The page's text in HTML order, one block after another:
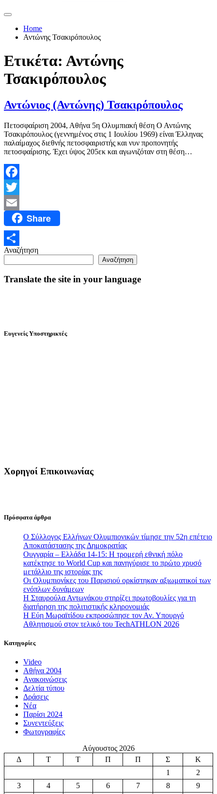
Home
Αντώνης Τσακιρόπουλος
Ετικέτα: Αντώνης
Τσακιρόπουλος
Αντώνιος (Αντώνης) Τσακιρόπουλος
Πετοσφαίριση 2004, Αθήνα 5η Ολυμπιακή θέση Ο Αντώνης
Τσακιρόπουλος (γεννημένος στις 1 Ιουλίου 1969) είναι Έλληνας
παλαίμαχος διεθνής πετοσφαιριστής και νυν προπονητής
πετοσφαίρισης. Έχει ύψος 205εκ και αγωνιζόταν στη θέση…
Facebook
Twitter
Email Share
Μοιραστείτε
Αναζήτηση
Αναζήτηση
Translate the site in your language
Ευγενείς Υποστηρικτές
Χορηγοί Επικοινωνίας
Πρόσφατα άρθρα
Ο Σύλλογος Ελλήνων Ολυμπιονικών τίμησε την 52η επέτειο
Αποκατάστασης της Δημοκρατίας
Ουγγαρία – Ελλάδα 14-15: Η τρομερή εθνική πόλο
κατέκτησε το World Cup και πανηγύρισε το πρώτο χρυσό
μετάλλιο της ιστορίας της
Οι Ολυμπιονίκες του Παρισιού ορκίστηκαν αξιωματικοί των
ενόπλων δυνάμεων
Η Σταυρούλα Αντωνάκου στηρίζει πρωτοβουλίες για τη
διατήρηση της πολιτιστικής κληρονομιάς
Η Εύη Μωραϊτίδου εκπροσώπησε τον Αν. Υπουργό
Αθλητισμού στον τελικό του TechATHLON 2026
Κατηγορίες
Video
Αθήνα 2004
Ανακοινώσεις
Δελτία τύπου
Δράσεις
Νέα
Παρίσι 2024
Συνεντεύξεις
Φωτογραφίες
Αύγουστος 2026
Δ
Τ Τ Π Π Σ
Κ
1
2
3
4 5 6 7 8 9